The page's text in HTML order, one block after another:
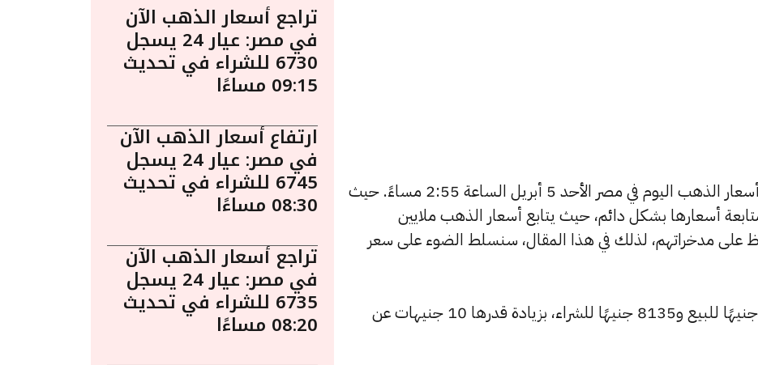
يتساءل العديد من الأشخاص عن أسعار الذهب اليوم في مصر الأحد 5 أبريل الساعة 2:55 مساءً. حيث
أسعارها بشكل دائم، حيث يتابع أسعار الذهب ملايين
على مدخراتهم، لذلك في هذا المقال، سنسلط الضوء على سعر
ارتفع سعر عيار 24 ليسجل 8185 جنيهًا للبيع و8135 جنيهًا للشراء، بزيادة قدرها 10 جنيهات عن
تراجع أسعار الذهب الآن
في مصر: عيار 24 يسجل
6730 للشراء في تحديث
09:15 مساءًا
ارتفاع أسعار الذهب الآن
في مصر: عيار 24 يسجل
6745 للشراء في تحديث
08:30 مساءًا
تراجع أسعار الذهب الآن
في مصر: عيار 24 يسجل
6735 للشراء في تحديث
08:20 مساءًا